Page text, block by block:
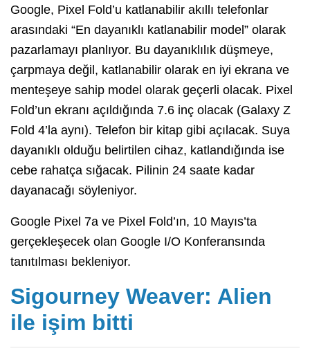
Google, Pixel Fold’u katlanabilir akıllı telefonlar
arasındaki “En dayanıklı katlanabilir model” olarak
pazarlamayı planlıyor. Bu dayanıklılık düşmeye,
çarpmaya değil, katlanabilir olarak en iyi ekrana ve
menteşeye sahip model olarak geçerli olacak. Pixel
Fold’un ekranı açıldığında 7.6 inç olacak (Galaxy Z
Fold 4’la aynı). Telefon bir kitap gibi açılacak. Suya
dayanıklı olduğu belirtilen cihaz, katlandığında ise
cebe rahatça sığacak. Pilinin 24 saate kadar
dayanacağı söyleniyor.
Google Pixel 7a ve Pixel Fold’ın, 10 Mayıs’ta
gerçekleşecek olan Google I/O Konferansında
tanıtılması bekleniyor.
Sigourney Weaver: Alien
ile işim bitti